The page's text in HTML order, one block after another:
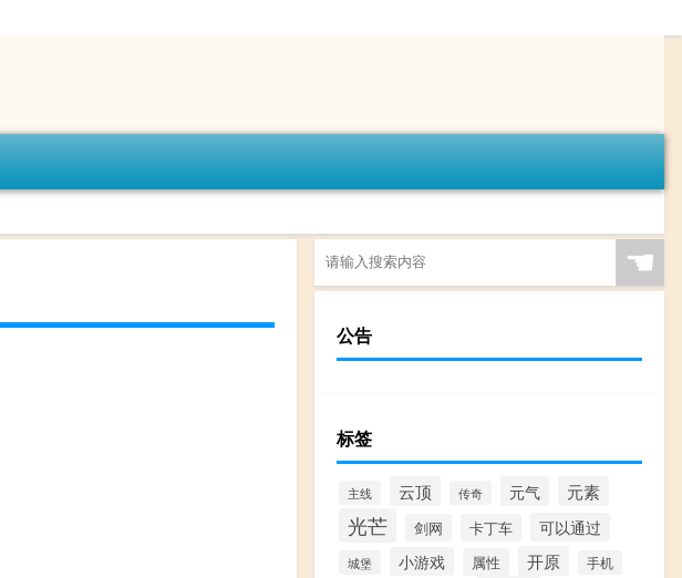
☚
公告
标签
主线 云顶 传奇 元气 元素
光芒 剑网 卡丁车 可以通过
城堡 小游戏 属性 开原 手机